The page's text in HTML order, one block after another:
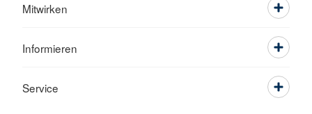
Mitwirken
Informieren
Service